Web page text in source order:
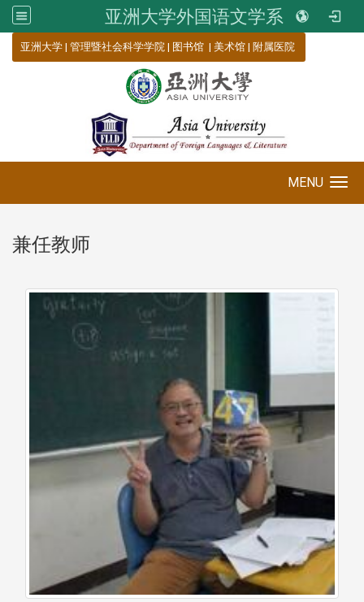
亚洲大学外国语文学系
亚洲大学 | 管理暨社会科学学院 | 图书馆 | 美术馆 | 附属医院
MENU
兼任教师